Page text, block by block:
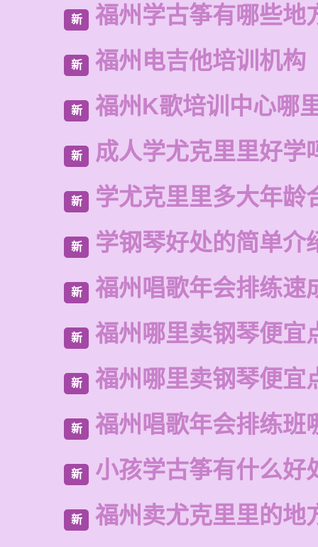
新 福州学古筝有哪些地
新 福州电吉他培训机构
新 福州K歌培训中心哪
新 成人学尤克里里好学
新 学尤克里里多大年龄
新 学钢琴好处的简单介
新 福州唱歌年会排练速
新 福州哪里卖钢琴便宜
新 福州哪里卖钢琴便宜
新 福州唱歌年会排练班
新 小孩学古筝有什么好
新 福州卖尤克里里的地